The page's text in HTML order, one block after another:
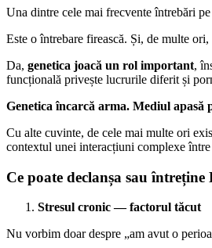
Una dintre cele mai frecvente întrebări
Este o întrebare firească. Și, de multe
Da, genetica joacă un rol important,
funcțională privește lucrurile diferit și
Genetica încarcă arma. Mediul apasă
Cu alte cuvinte, de cele mai multe ori
contextul unei interacțiuni complexe
Ce poate declanșa sau întreține
Stresul cronic — factorul tăcut
Nu vorbim doar despre „am avut o